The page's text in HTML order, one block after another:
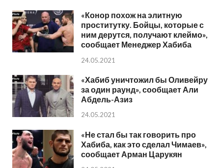
«Конор похож на элитную
проститутку. Бойцы, которые с
ним дерутся, получают клеймо»,
сообщает Менеджер Хабиба
24.05.2021
«Хабиб уничтожил бы Оливейру
за один раунд», сообщает Али
Абдель-Азиз
24.05.2021
«Не стал бы так говорить про
Хабиба, как это сделал Чимаев»,
сообщает Арман Царукян